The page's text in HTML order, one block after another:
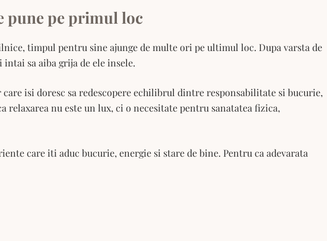
pune pe primul loc
timpul pentru sine ajunge de multe ori pe ultimul loc. Dupa varsta de
sa aiba grija de ele insele.
care isi doresc sa redescopere echilibrul dintre responsabilitate si bucurie,
nu este un lux, ci o necesitate pentru sanatatea fizica,
care iti aduc bucurie, energie si stare de bine. Pentru ca adevarata